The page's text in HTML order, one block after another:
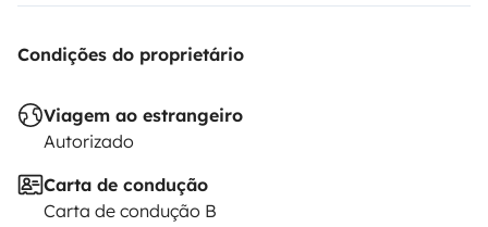
Condições do proprietário
Viagem ao estrangeiro
Autorizado
Carta de condução
Carta de condução B